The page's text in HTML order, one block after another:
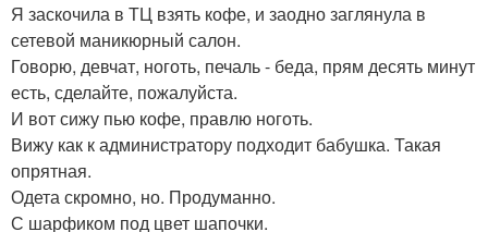
Я заскочила в ТЦ взять кофе, и заодно заглянула в
сетевой маникюрный салон.
Говорю, девчат, ноготь, печаль - беда, прям десять минут
есть, сделайте, пожалуйста.
И вот сижу пью кофе, правлю ноготь.
Вижу как к администратору подходит бабушка. Такая
опрятная.
Одета скромно, но. Продуманно.
С шарфиком под цвет шапочки.